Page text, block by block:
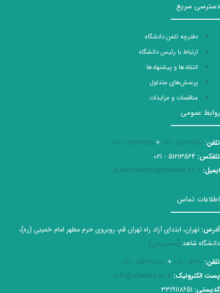
دسترسی سریع
دفترچه تلفن دانشگاه
ارتباط با رئیس دانشگاه
انتقادها و پیشنهادها
پرسش‌های متداول
مناقصات و مزایدات
روابط عمومی
تلفن:
51213560 - 021
+
51213565 - 021
تلفکس:
ایمیل: publicrelation@shahed.ac.ir
اطلاعات تماس
آدرس: تهران، ابتدای آزاد راه تهران قم، روبروی حرم مطهر امام خمینی (ره)،
دانشگاه شاهد (مسیریابی)
تلفن: 51210 - 021
+
55228800 - 021
پست الکترونیک: info@shahed.ac.ir
کدپستی: